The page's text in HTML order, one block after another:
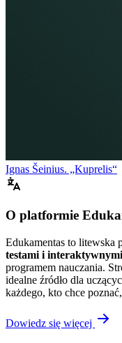
Ignas Šeinius. „Kuprelis“
O platformie
Edukamentas to litewska
testami i
programem nauczania.
idealne źródło dla
każdego, kto chce
Dowiedz się więcej